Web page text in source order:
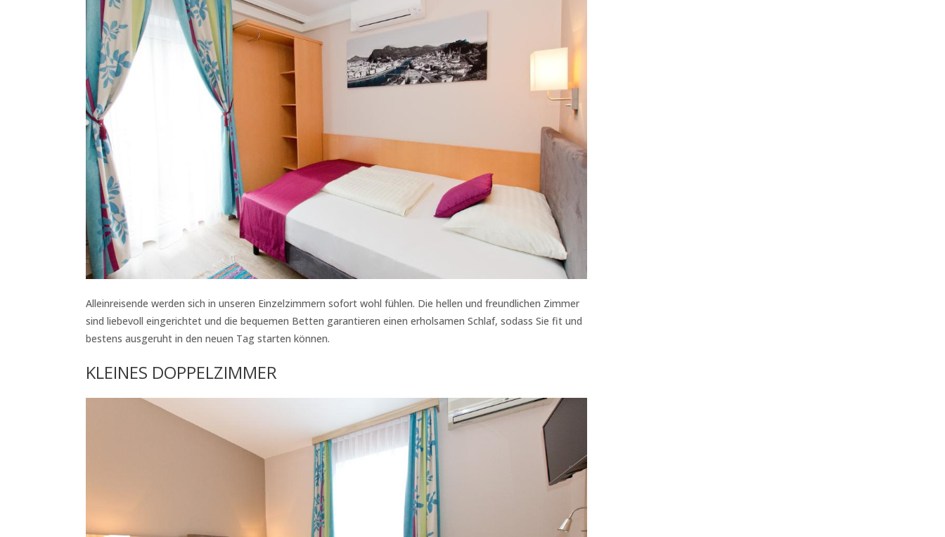
Alleinreisende werden sich in unseren Einzelzimmern sofort wohl fühlen. Die hellen und freundlichen Zimmer
sind liebevoll eingerichtet und die bequemen Betten garantieren einen erholsamen Schlaf, sodass Sie fit und
bestens ausgeruht in den neuen Tag starten können.
KLEINES DOPPELZIMMER